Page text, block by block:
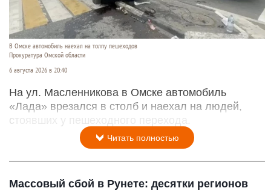
В Омске автомобиль наехал на толпу пешеходов
Прокуратура Омской области
6 августа 2026 в 20:40
На ул. Масленникова в Омске автомобиль
«Лада» врезался в столб и наехал на людей,
стоявших у пешеходного перехода.
Читать полностью
Массовый сбой в Рунете: десятки регионов